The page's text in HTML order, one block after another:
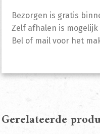
Bezorgen is gratis
Zelf afhalen is
Bel of mail voor het
Gerelateerde